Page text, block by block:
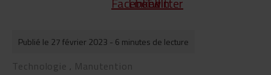
Publié le 27 février 2023 - 6 minutes de lecture
Technologie , Manutention